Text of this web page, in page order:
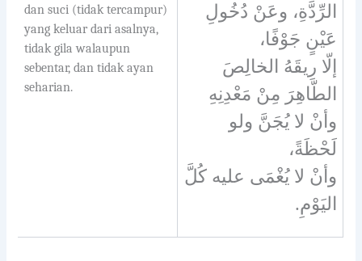
dan suci (tidak tercampur)
yang keluar dari asalnya,
tidak gila walaupun
sebentar, dan tidak ayan
seharian.
الرِّدَّةِ، وعَنْ دُخُولِ
عَيْنٍ جَوْفًا،
إلّا رِيقَهُ الخالِصَ
الطّاهِرَ مِنْ مَعْدِنِهِ
وأنْ لا يُجَنَّ ولو
لَحْظَةً،
وأنْ لا يُغْمَى عليه كُلَّ
اليَوْمِ.